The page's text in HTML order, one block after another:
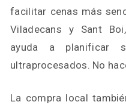
facilitar cenas más
Viladecans y Sant
ayuda a planificar
ultraprocesados. No
La compra local